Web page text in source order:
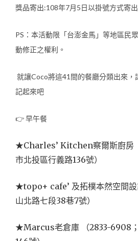
獎品寄出:108年7月5日以掛號方式寄出
PS：本活動限「台澎金馬」等地區民
動修正之權利。
就讓Coco將這41間的餐廳分類出來，
記起來吧
👉 早午餐
★Charles’ Kitchen察爾斯廚房
市北投區行義路136號）
★topo+ cafe’ 及拓樸本然空間
山北路七段38巷7號）
★Marcus老倉庫 （2833-6908